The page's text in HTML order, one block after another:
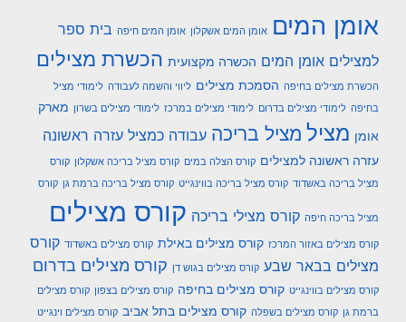
אומן המים אומן המים אשקלון אומן המים חיפה בית ספר
למצילים אומן המים הכשרה מקצועית הכשרת מצילים
הכשרת מצילים בחיפה הסמכת מצילים ליווי והשמה לעבודה לימודי מציל
בחיפה לימודי מצילים בדרום לימודי מצילים במרכז לימודי מצילים בשרון מארק
אומן מציל מציל בריכה עבודה כמציל עזרה ראשונה
עזרה ראשונה למצילים קורס הצלה במים קורס מציל בריכה אשקלון קורס
מציל בריכה באשדוד קורס מציל בריכה בווינגייט קורס מציל בריכה ברמת גן קורס
מציל בריכה חיפה קורס מצילי בריכה קורס מצילים
קורס מצילים באזור המרכז קורס מצילים באילת קורס מצילים באשדוד קורס
מצילים בבאר שבע קורס מצילים בגוש דן קורס מצילים בדרום
קורס מצילים בווינגייט קורס מצילים בחיפה קורס מצילים בצפון קורס מצילים
ברמת גן קורס מצילים בשפלה קורס מצילים בתל אביב קורס מצילים וינגייט